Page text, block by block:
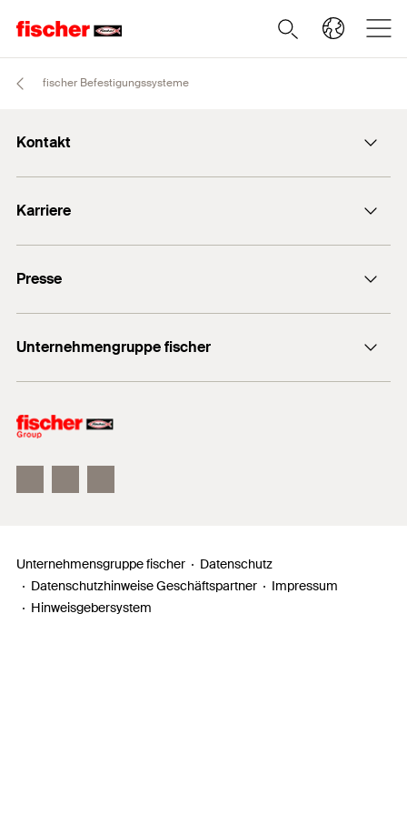
fischer Befestigungssysteme
Kontakt
+49 7443 12-0
Karriere
Gute Gründe
Ausbildung
Professionals
Presse
Mediathek
Podcasts
Unternehmengruppe fischer
Unser Leitbild
Unternehmensgruppe fischer
Datenschutz
Datenschutzhinweise Geschäftspartner
Impressum
Hinweisgebersystem